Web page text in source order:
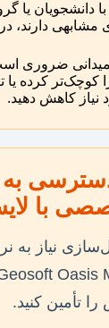
با دانشجویان یا
مشابهی دارند،
ضروری
کرده یا
نیاز کاهش دهید.
دسترسی به
با
نیاز به
تأمین کنید.